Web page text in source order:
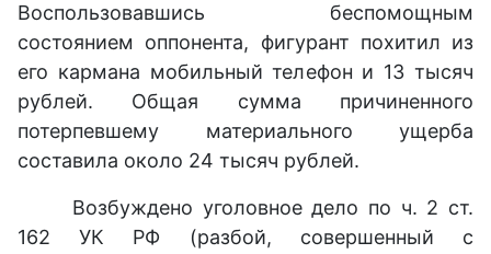
Воспользовавшись беспомощным
состоянием оппонента, фигурант похитил из
его кармана мобильный телефон и 13 тысяч
рублей. Общая сумма причиненного
потерпевшему материального ущерба
составила около 24 тысяч рублей.
Возбуждено уголовное дело по ч. 2 ст.
162 УК РФ (разбой, совершенный с